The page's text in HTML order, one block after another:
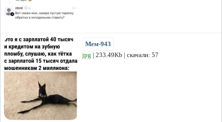
Мем-943
jpg | 233.49Kb | скачали: 57